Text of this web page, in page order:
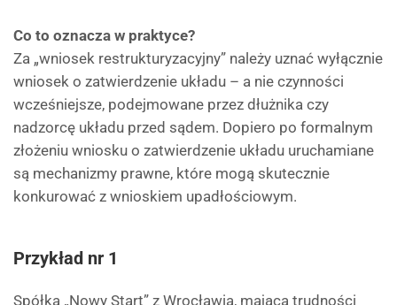
Co to oznacza w praktyce?
Za „wniosek restrukturyzacyjny” należy uznać wyłącznie
wniosek o zatwierdzenie układu – a nie czynności
wcześniejsze, podejmowane przez dłużnika czy
nadzorcę układu przed sądem. Dopiero po formalnym
złożeniu wniosku o zatwierdzenie układu uruchamiane
są mechanizmy prawne, które mogą skutecznie
konkurować z wnioskiem upadłościowym.
Przykład nr 1
Spółka „Nowy Start” z Wrocławia, mająca trudności